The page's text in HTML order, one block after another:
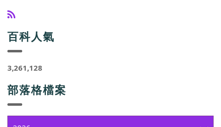
百科人氣
3,261,128
部落格檔案